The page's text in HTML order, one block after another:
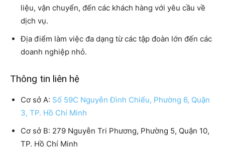
liệu, vận chuyển, đến các khách hàng với yêu cầu về
dịch vụ.
Địa điểm làm việc đa dạng từ các tập đoàn lớn đến các
doanh nghiệp nhỏ.
Thông tin liên hệ
Cơ sở A: Số 59C Nguyễn Đình Chiểu, Phường 6, Quận
3, TP. Hồ Chí Minh
Cơ sở B: 279 Nguyễn Tri Phương, Phường 5, Quận 10,
TP. Hồ Chí Minh